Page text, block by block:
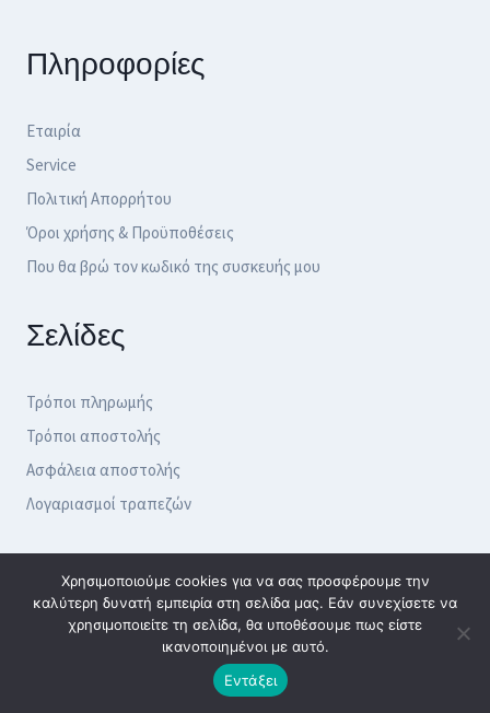
Πληροφορίες
Εταιρία
Service
Πολιτική Απορρήτου
Όροι χρήσης & Προϋποθέσεις
Που θα βρώ τον κωδικό της συσκευής μου
Σελίδες
Τρόποι πληρωμής
Τρόποι αποστολής
Ασφάλεια αποστολής
Λογαριασμοί τραπεζών
Ωράριο Καταστήματος
Δευτέρα - Τετάρτη: 9:30 - 16:00
Τρίτη - Πέμπτη - Παρασκευή : 9:30- 20:00
Χρησιμοποιούμε cookies για να σας προσφέρουμε την
καλύτερη δυνατή εμπειρία στη σελίδα μας. Εάν συνεχίσετε να
χρησιμοποιείτε τη σελίδα, θα υποθέσουμε πως είστε
ικανοποιημένοι με αυτό.
Εντάξει